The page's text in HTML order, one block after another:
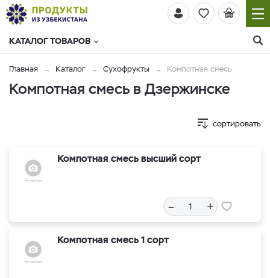
КАТАЛОГ ТОВАРОВ
Главная Каталог Сухофрукты Компотная смесь
Компотная смесь в Дзержинске
сортировать
Компотная смесь высший сорт
– +
Компотная смесь 1 сорт